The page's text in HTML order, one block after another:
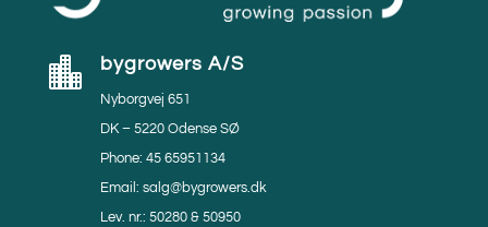
 bygrowers A/S
Nyborgvej 651
DK – 5220 Odense SØ
Phone: 45 65951134
Email: salg@bygrowers.dk
Lev. nr.: 50280 & 50950